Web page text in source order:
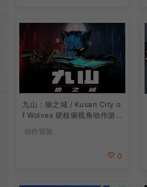
九山：狼之城 / Kusan City o
f Wolves 硬核俯视角动作游
动作冒险
0